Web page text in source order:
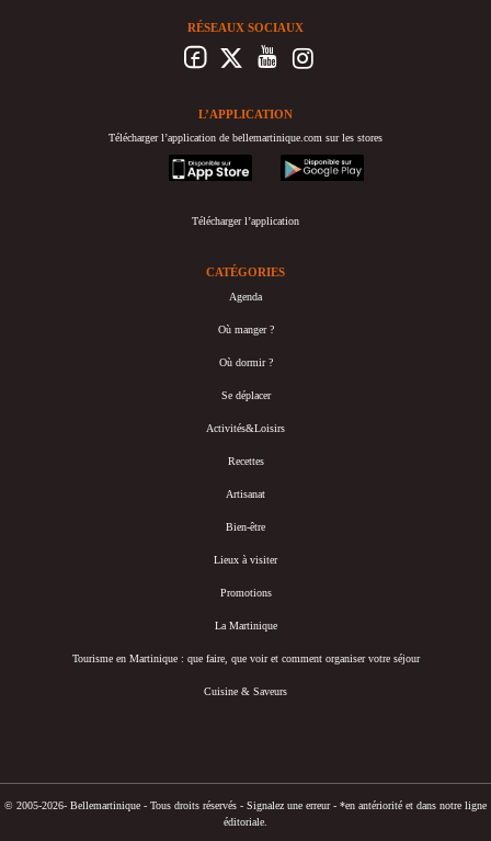
RÉSEAUX SOCIAUX
L’APPLICATION
Télécharger l’application de bellemartinique.com sur les stores
appstore
googleplay
Télécharger l’application
CATÉGORIES
Agenda
Où manger ?
Où dormir ?
Se déplacer
Activités&Loisirs
Recettes
Artisanat
Bien-être
Lieux à visiter
Promotions
La Martinique
Tourisme en Martinique : que faire, que voir et comment organiser votre séjour
Cuisine & Saveurs
© 2005-2026- Bellemartinique - Tous droits réservés - Signalez une erreur - *en antériorité et dans notre ligne
éditoriale.